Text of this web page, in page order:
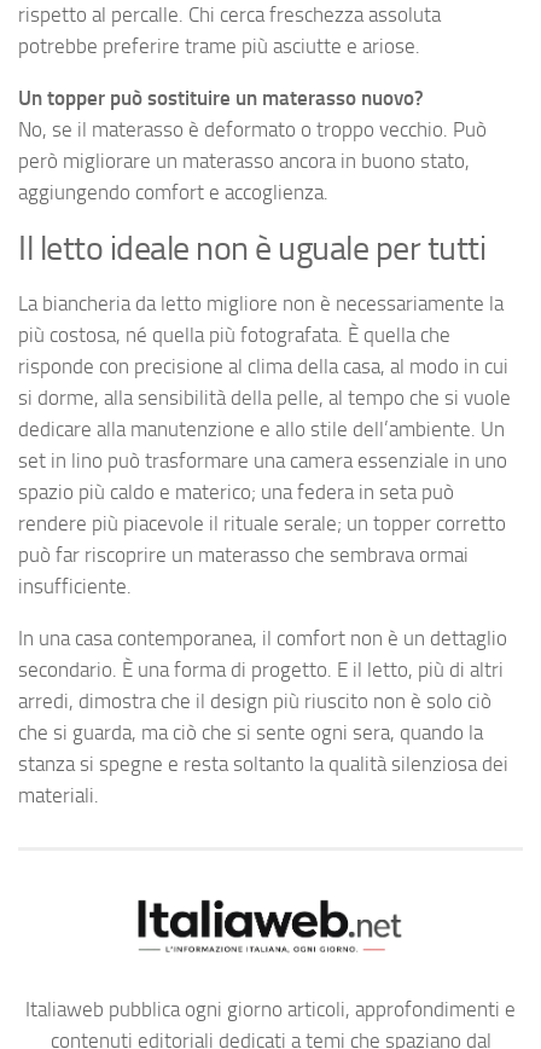
rispetto al percalle. Chi cerca freschezza assoluta
potrebbe preferire trame più asciutte e ariose.
Un topper può sostituire un materasso nuovo?
No, se il materasso è deformato o troppo vecchio. Può
però migliorare un materasso ancora in buono stato,
aggiungendo comfort e accoglienza.
Il letto ideale non è uguale per tutti
La biancheria da letto migliore non è necessariamente la
più costosa, né quella più fotografata. È quella che
risponde con precisione al clima della casa, al modo in cui
si dorme, alla sensibilità della pelle, al tempo che si vuole
dedicare alla manutenzione e allo stile dell’ambiente. Un
set in lino può trasformare una camera essenziale in uno
spazio più caldo e materico; una federa in seta può
rendere più piacevole il rituale serale; un topper corretto
può far riscoprire un materasso che sembrava ormai
insufficiente.
In una casa contemporanea, il comfort non è un dettaglio
secondario. È una forma di progetto. E il letto, più di altri
arredi, dimostra che il design più riuscito non è solo ciò
che si guarda, ma ciò che si sente ogni sera, quando la
stanza si spegne e resta soltanto la qualità silenziosa dei
materiali.
Italiaweb pubblica ogni giorno articoli, approfondimenti e
contenuti editoriali dedicati a temi che spaziano dal